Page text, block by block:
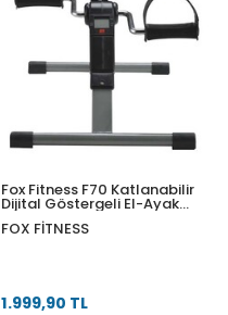
Fox Fitness F70 Katlanabilir
Dijital Göstergeli El-Ayak
Egzersiz Bisikleti
FOX FITNESS
1.999,90 TL